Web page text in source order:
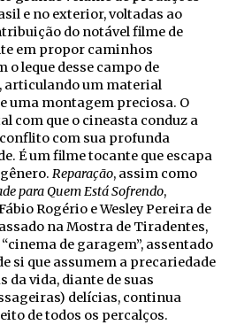
e no exterior, voltadas ao
do notável filme de
em propor caminhos
leque desse campo de
articulando um material
uma montagem preciosa. O
com que o cineasta conduz a
com sua profunda
É um filme tocante que escapa
Reparação, assim como
para Quem Está Sofrendo,
Rogério e Wesley Pereira de
na Mostra de Tiradentes,
de garagem”, assentado
si que assumem a precariedade
da vida, diante de suas
delícias, continua
de todos os percalços.